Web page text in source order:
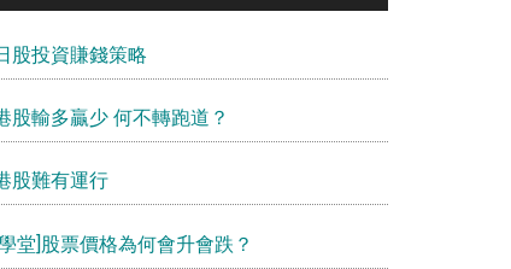
股投資賺錢策略
股輸多贏少 何不轉跑道？
股難有運行
堂]股票價格為何會升會跌？